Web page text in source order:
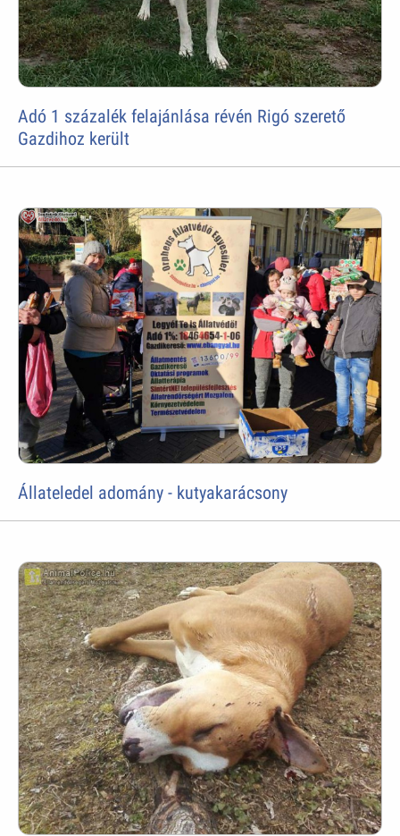
Adó 1 százalék felajánlása révén Rigó szerető
Gazdihoz került
Állateledel adomány - kutyakarácsony